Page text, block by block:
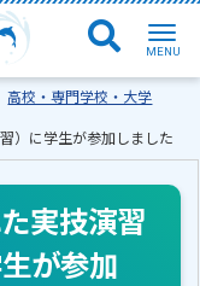
高校・専門学校・大学
）に学生が参加しました
実技演習
が参加